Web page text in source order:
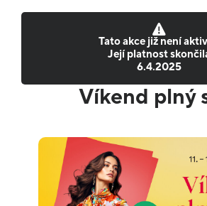
Tato akce již není
Její platnost
6.4.2025
Víkend plný